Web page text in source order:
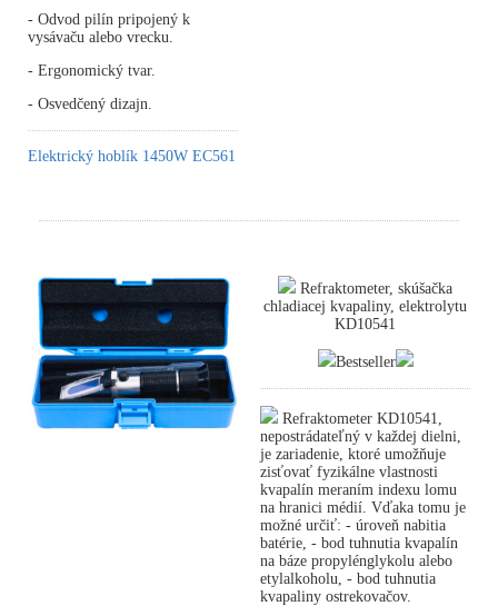
- Odvod pilín pripojený k
vysávaču alebo vrecku.
- Ergonomický tvar.
- Osvedčený dizajn.
Elektrický hoblík 1450W EC561
Refraktometer, skúšačka
chladiacej kvapaliny, elektrolytu
KD10541
Bestseller
Refraktometer KD10541,
nepostrádateľný v každej dielni,
je zariadenie, ktoré umožňuje
zisťovať fyzikálne vlastnosti
kvapalín meraním indexu lomu
na hranici médií. Vďaka tomu je
možné určiť: - úroveň nabitia
batérie, - bod tuhnutia kvapalín
na báze propylénglykolu alebo
etylalkoholu, - bod tuhnutia
kvapaliny ostrekovačov.